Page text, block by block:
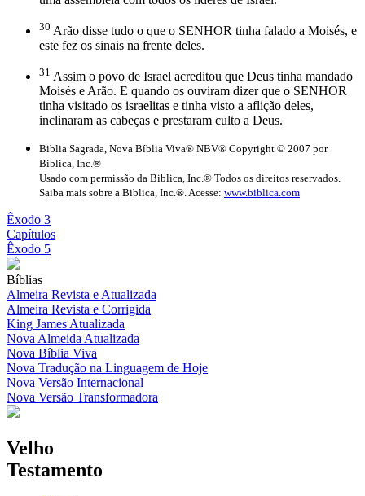
30 Arão disse tudo o que o SENHOR tinha falado a Moisés, e
este fez os sinais na frente deles.
31 Assim o povo de Israel acreditou que Deus tinha mandado
Moisés e Arão. E quando os ouviram dizer que o SENHOR
tinha visitado os israelitas e tinha visto a aflição deles,
inclinaram as cabeças e prestaram culto a Deus.
Biblia Sagrada, Nova Bíblia Viva® NBV® Copyright © 2007 por
Biblica, Inc.®
Usado com permissão da Biblica, Inc.® Todos os direitos reservados.
Saiba mais sobre a Biblica, Inc.®. Acesse: www.biblica.com
Êxodo 3
Capítulos
Êxodo 5
Bíblias
Almeira Revista e Atualizada
Almeira Revista e Corrigida
King James Atualizada
Nova Almeida Atualizada
Nova Bíblia Viva
Nova Tradução na Linguagem de Hoje
Nova Versão Internacional
Nova Versão Transformadora
Velho
Testamento